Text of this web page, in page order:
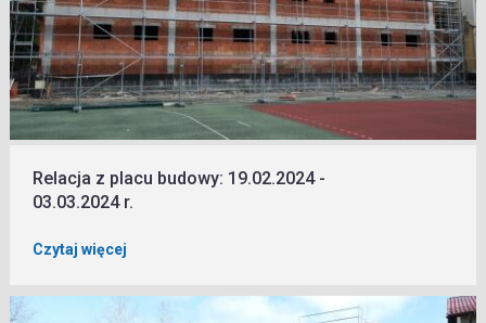
Relacja z placu budowy: 19.02.2024 -
03.03.2024 r.
Czytaj więcej